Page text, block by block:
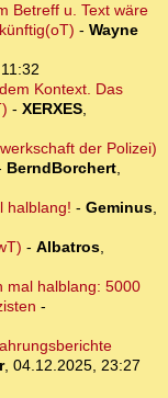
Betreff u. Text wäre
- Wayne
Kontext. Das
- XERXES,
der Polizei)
BerndBorchert,
halblang! - Geminus,
- Albatros,
mal halblang: 5000
-
, 04.12.2025, 23:27